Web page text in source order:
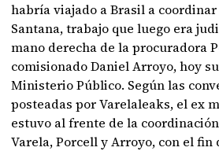
habría viajado a Brasil a
Santana, trabajo que luego era
mano derecha de la procuradora
comisionado Daniel Arroyo, hoy
Ministerio Público. Según las
posteadas por Varelaleaks, el ex
estuvo al frente de la
Varela, Porcell y Arroyo, con el fin